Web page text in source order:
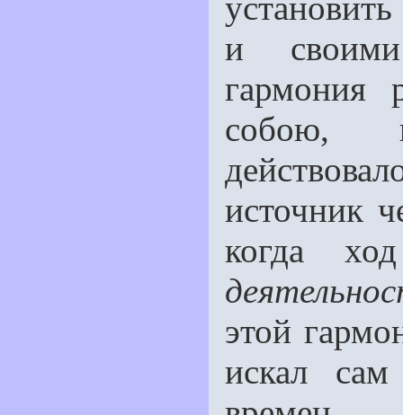
и
гармония
собою,
источник
когда
этой
искал